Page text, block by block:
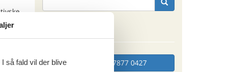
Ring (+45) 7877 0427
så fald vil der blive